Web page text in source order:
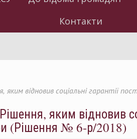
Контакти
яким відновив соціальні гарантії
яким відновив
(Рішення № 6-р/2018)